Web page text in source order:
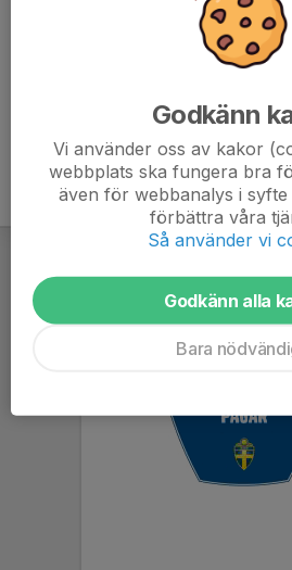
Godkänn
Vi använder oss av kakor
webbplats ska fungera bra
även för webbanalys i
förbättra våra
Så använder vi
Godkänn alla
Bara